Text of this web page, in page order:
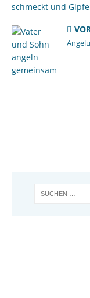
schmeckt und